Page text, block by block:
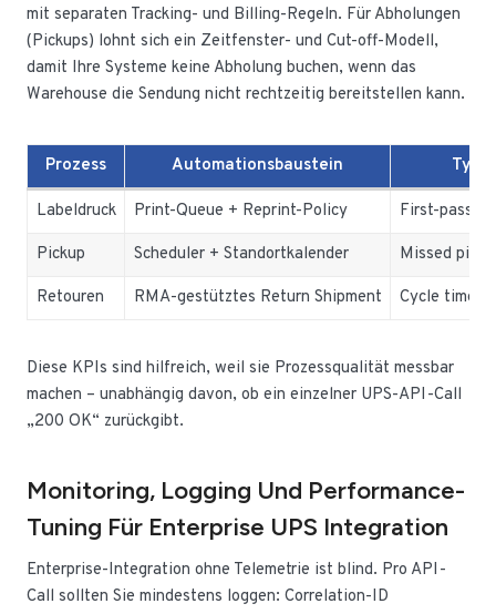
mit separaten Tracking- und Billing-Regeln. Für Abholungen
(Pickups) lohnt sich ein Zeitfenster- und Cut-off-Modell,
damit Ihre Systeme keine Abholung buchen, wenn das
Warehouse die Sendung nicht rechtzeitig bereitstellen kann.
Prozess Automationsbaustein
Labeldruck Print-Queue + Reprint-Policy First-pass
Pickup Scheduler + Standortkalender Missed
Retouren RMA-gestütztes Return Shipment Cycle time
Diese KPIs sind hilfreich, weil sie Prozessqualität messbar
machen – unabhängig davon, ob ein einzelner UPS-API-Call
„200 OK“ zurückgibt.
Monitoring, Logging Und Performance-
Tuning Für Enterprise UPS Integration
Enterprise-Integration ohne Telemetrie ist blind. Pro API-
Call sollten Sie mindestens loggen: Correlation-ID